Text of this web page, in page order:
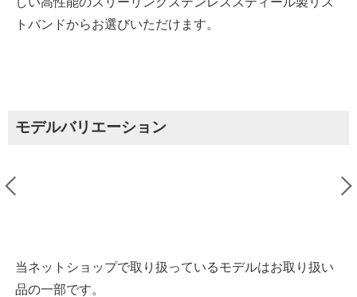
トバンドからお選びいただけます。
モデルバリエーション
当ネットショップで取り扱っているモデルはお取り扱い
品の一部です。